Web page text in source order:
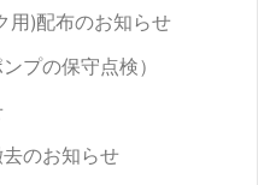
用)配布のお知らせ
プの保守点検）
のお知らせ